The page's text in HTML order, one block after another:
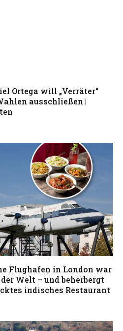
Ortega will „Verräter“
ausschließen |
Flughafen in London war
Welt – und beherbergt
indisches Restaurant